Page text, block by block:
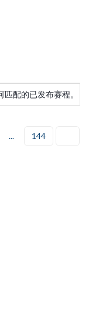
配的已发布赛程。
... 144